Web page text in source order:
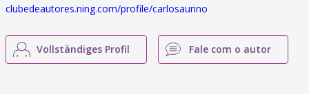
clubedeautores.ning.com/profile/carlosaurino
Vollständiges Profil Fale com o autor